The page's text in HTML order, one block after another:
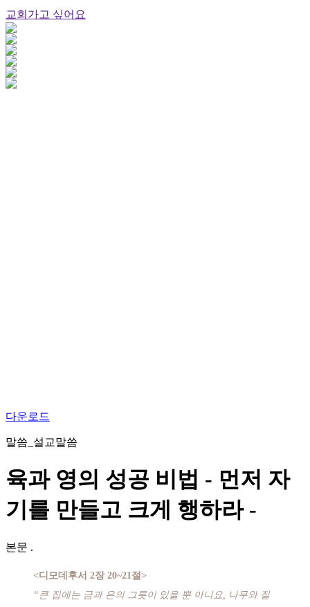
교회가고 싶어요
다운로드
말씀_설교말씀
육과 영의 성공 비법 - 먼저 자
기를 만들고 크게 행하라 -
본문 .
<디모데후서 2장 20~21절>
“큰 집에는 금과 은의 그릇이 있을 뿐 아니요, 나무와 질